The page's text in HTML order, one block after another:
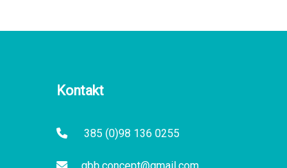
Kontakt
385 (0)98 136 0255